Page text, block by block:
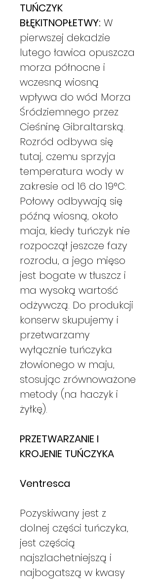
TUŃCZYK
BŁĘKITNOPŁETWY: W
pierwszej dekadzie
lutego ławica opuszcza
morza północne i
wczesną wiosną
wpływa do wód Morza
Śródziemnego przez
Cieśninę Gibraltarską.
Rozród odbywa się
tutaj, czemu sprzyja
temperatura wody w
zakresie od 16 do 19°C.
Połowy odbywają się
późną wiosną, około
maja, kiedy tuńczyk nie
rozpoczął jeszcze fazy
rozrodu, a jego mięso
jest bogate w tłuszcz i
ma wysoką wartość
odżywczą. Do produkcji
konserw skupujemy i
przetwarzamy
wyłącznie tuńczyka
złowionego w maju,
stosując zrównoważone
metody (na haczyk i
żyłkę).
PRZETWARZANIE I
KROJENIE TUŃCZYKA
Ventresca
Pozyskiwany jest z
dolnej części tuńczyka,
jest częścią
najszlachetniejszą i
najbogatszą w kwasy